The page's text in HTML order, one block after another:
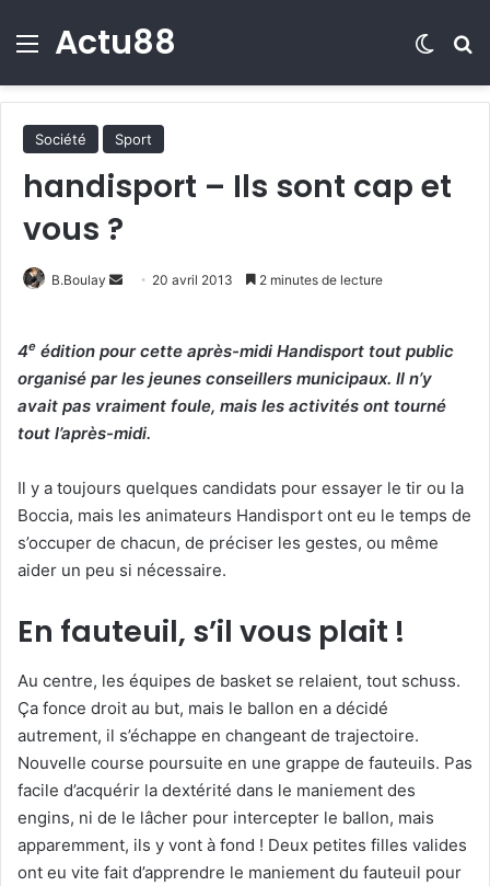
Menu
Actu88
Société Sport
handisport – Ils sont cap et
vous ?
B.Boulay
o
y
e
r
n
c
o
u
e
l
20 avril 2013 2 minutes de lecture
4e édition pour cette après-midi Handisport tout public
organisé par les jeunes conseillers municipaux. Il n’y
avait pas vraiment foule, mais les activités ont tourné
tout l’après-midi.
Il y a toujours quelques candidats pour essayer le tir ou la
Boccia, mais les animateurs Handisport ont eu le temps de
s’occuper de chacun, de préciser les gestes, ou même
aider un peu si nécessaire.
En fauteuil, s’il vous plait !
Au centre, les équipes de basket se relaient, tout schuss.
Ça fonce droit au but, mais le ballon en a décidé
autrement, il s’échappe en changeant de trajectoire.
Nouvelle course poursuite en une grappe de fauteuils. Pas
facile d’acquérir la dextérité dans le maniement des
engins, ni de le lâcher pour intercepter le ballon, mais
apparemment, ils y vont à fond ! Deux petites filles valides
ont eu vite fait d’apprendre le maniement du fauteuil pour